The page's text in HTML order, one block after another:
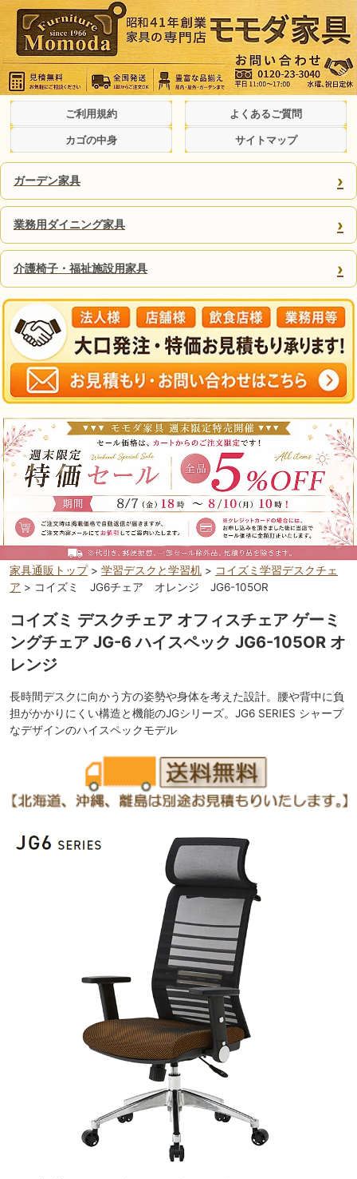
ご利用規約 よくあるご質問
カゴの中身 サイトマップ
ガーデン家具 ›
業務用ダイニング家具 ›
介護椅子・福祉施設用家具 ›
家具通販トップ> 学習デスクと学習机 > コイズミ学習デスクチェ
ア > コイズミ JG6チェア オレンジ JG6-105OR
コイズミ デスクチェア オフィスチェア ゲーミ
ングチェア JG-6 ハイスペック JG6-105OR オ
レンジ
長時間デスクに向かう方の姿勢や身体を考えた設計。腰や背中に負
担がかかりにくい構造と機能のJGシリーズ。JG6 SERIES シャープ
なデザインのハイスペックモデル